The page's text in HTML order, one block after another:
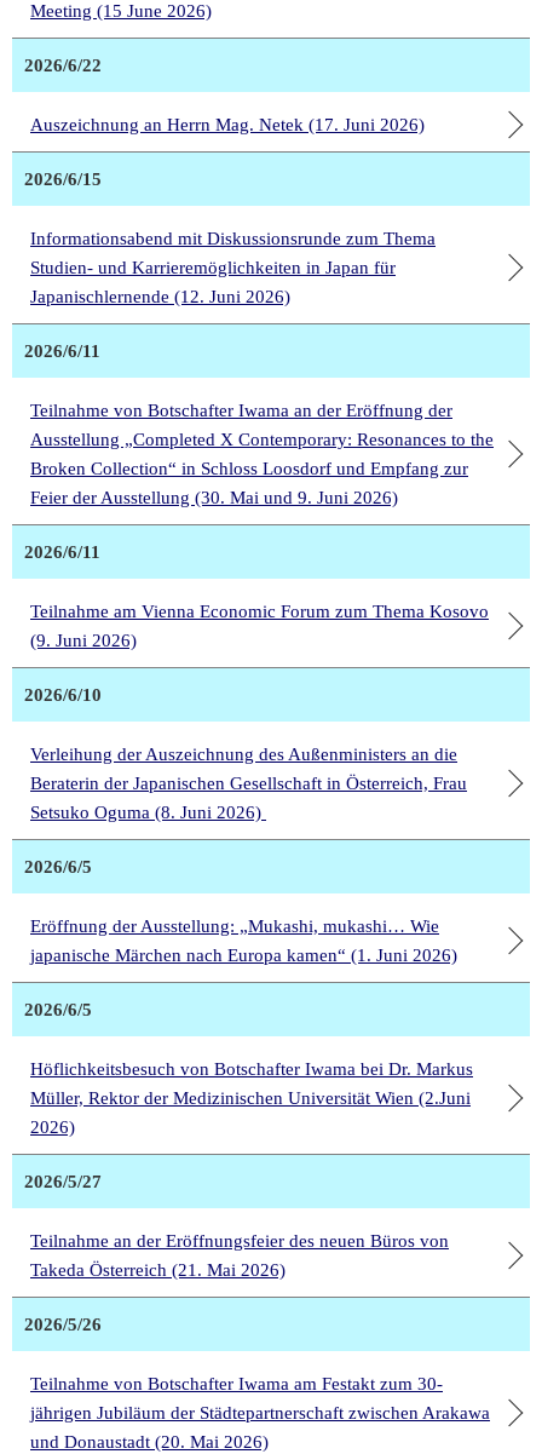
Meeting (15 June 2026)
2026/6/22
Auszeichnung an Herrn Mag. Netek (17. Juni 2026)
2026/6/15
Informationsabend mit Diskussionsrunde zum Thema
Studien- und Karrieremöglichkeiten in Japan für
Japanischlernende (12. Juni 2026)
2026/6/11
Teilnahme von Botschafter Iwama an der Eröffnung der
Ausstellung „Completed X Contemporary: Resonances to the
Broken Collection“ in Schloss Loosdorf und Empfang zur
Feier der Ausstellung (30. Mai und 9. Juni 2026)
2026/6/11
Teilnahme am Vienna Economic Forum zum Thema Kosovo
(9. Juni 2026)
2026/6/10
Verleihung der Auszeichnung des Außenministers an die
Beraterin der Japanischen Gesellschaft in Österreich, Frau
Setsuko Oguma (8. Juni 2026)
2026/6/5
Eröffnung der Ausstellung: „Mukashi, mukashi… Wie
japanische Märchen nach Europa kamen“ (1. Juni 2026)
2026/6/5
Höflichkeitsbesuch von Botschafter Iwama bei Dr. Markus
Müller, Rektor der Medizinischen Universität Wien (2.Juni
2026)
2026/5/27
Teilnahme an der Eröffnungsfeier des neuen Büros von
Takeda Österreich (21. Mai 2026)
2026/5/26
Teilnahme von Botschafter Iwama am Festakt zum 30-
jährigen Jubiläum der Städtepartnerschaft zwischen Arakawa
und Donaustadt (20. Mai 2026)